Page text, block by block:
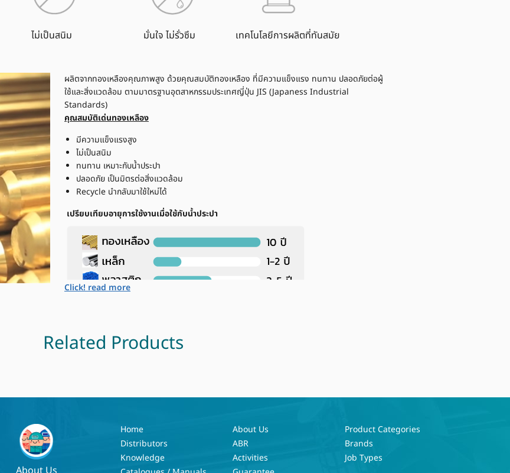
ไม่เป็นสนิม มั่นใจ ไม่รั่วซึม เทคโนโลยีการผลิตที่ทันสมัย
ผลิตจากทองเหลืองคุณภาพสูง ด้วยคุณสมบัติทองเหลือง ที่มีความแข็งแรง ทนทาน ปลอดภัยต่อผู้
ใช้และสิ่งแวดล้อม ตามมาตรฐานอุตสาหกรรมประเทศญี่ปุ่น JIS (Japaness Industrial
Standards)
คุณสมบัติเด่นทองเหลือง
มีความแข็งแรงสูง
ไม่เป็นสนิม
ทนทาน เหมาะกับน้ำประปา
ปลอดภัย เป็นมิตรต่อสิ่งแวดล้อม
Recycle นำกลับมาใช้ใหม่ได้
เปรียบเทียบอายุการใช้งานเมื่อใช้กับน้ำประปา
Click! read more
Related Products
Home
Distributors
Knowledge
About Us
ABR
Activities
Product Categories
Brands
Job Types